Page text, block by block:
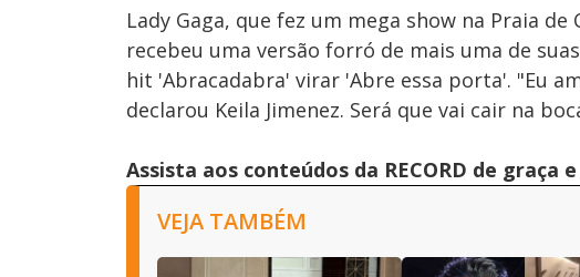
Lady Gaga, que fez um mega show na Praia de
recebeu uma versão forró de mais uma de
hit 'Abracadabra' virar 'Abre essa porta'. "Eu
declarou Keila Jimenez. Será que vai cair na
Assista aos conteúdos da RECORD de graça
VEJA TAMBÉM